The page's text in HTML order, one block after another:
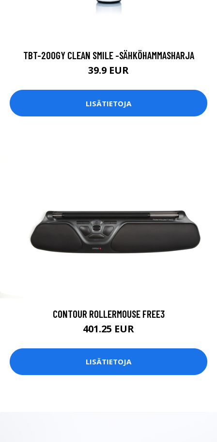
TBT-200GY CLEAN SMILE -SÄHKÖHAMMASHARJA
39.9 EUR
LISÄTIETOJA
CONTOUR ROLLERMOUSE FREE3
401.25 EUR
LISÄTIETOJA